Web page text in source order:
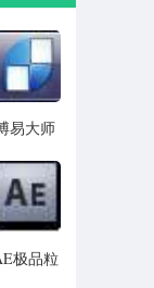
易大师
极品粒